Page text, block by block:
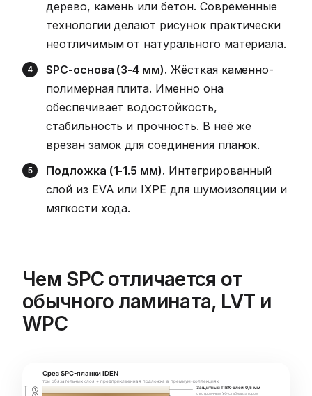
дерево, камень или бетон. Современные
технологии делают рисунок практически
неотличимым от натурального материала.
SPC-основа (3-4 мм). Жёсткая каменно-
полимерная плита. Именно она
обеспечивает водостойкость,
стабильность и прочность. В неё же
врезан замок для соединения планок.
Подложка (1-1.5 мм). Интегрированный
слой из EVA или IXPE для шумоизоляции и
мягкости хода.
Чем SPC отличается от
обычного ламината, LVT и
WPC